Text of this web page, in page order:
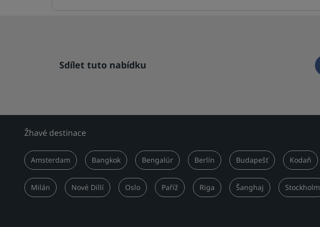
Sdílet tuto nabídku
Žhavé destinace
Amsterdam Bangkok Bengalúr Berlín Budapešť Kodaň
Milán Nové Dillí Oslo Paříž Riga Šanghaj Stockholm